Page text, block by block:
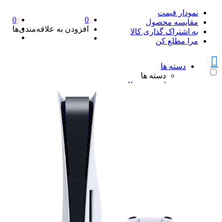
نمودار قیمت
مقایسه محصول
به اشتراک گذاری کالا
مرا مطلع کن
0
افزودن به علاقه‌مندی‌ها
0
دسته ها
دسته ها
امنیت و نظارت
پکیج دزدگیر اماکن
پکیج دزدگیر اماکن
ست کامل دزدگیر منزل SFA
پک کامل دزدگیر اماکن سایلکس
همه پکیج دزدگیر اماکن
دزدگیر سایلکس
دزدگیر سایلکس لایت SG8-LITE
دزدگیر سایلکس sg8 s
دزدگیر سایلکس SG8 Q
همه دزدگیر سایلکس
دزدگیر فایروال